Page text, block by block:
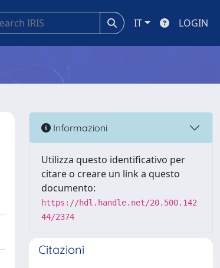
IT LOGIN
Informazioni
Utilizza questo identificativo per
citare o creare un link a questo
documento:
https://hdl.handle.net/20.500.142
44/2374
Citazioni